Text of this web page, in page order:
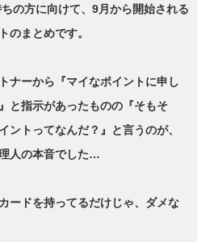
の方に向けて、9月から開始される
のまとめです。
ナーから『マイなポイントに申し
と指示があったものの『そもそ
ントってなんだ？』と言うのが、
人の本音でした…
ードを持ってるだけじゃ、ダメな